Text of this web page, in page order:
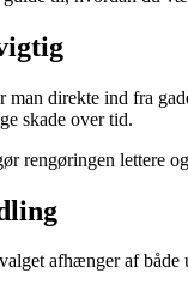
man direkte ind fra
skade over tid.
rengøringen lettere
afhænger af både